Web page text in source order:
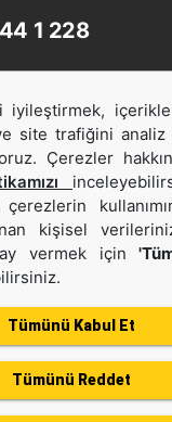
1 228
Güç
Kiralama
Kullanım Şartları
iyileştirmek,
site trafiğini analiz
Çerezler
kişisel
vermek için
Tümünü Kabul Et
Tümünü Reddet